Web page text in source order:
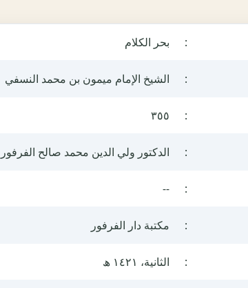
: بحر الكلام
: الشيخ الإمام ميمون بن محمد النسفي
: ٣٥٥
: الدكتور ولي الدين محمد صالح الفرفور
:
--
: مكتبة دار الفرفور
: الثانية، ١٤٢١ ھ